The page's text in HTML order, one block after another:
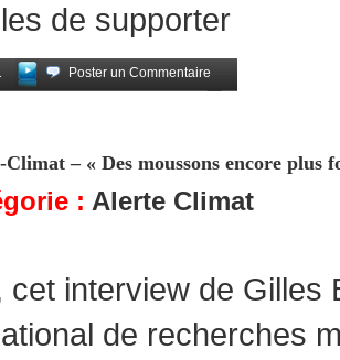
de supporter
Poster un Commentaire
– « Des moussons encore plus
: Alerte Climat
interview de Gilles
de recherches